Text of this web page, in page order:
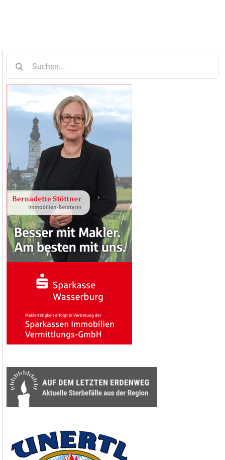
nach: